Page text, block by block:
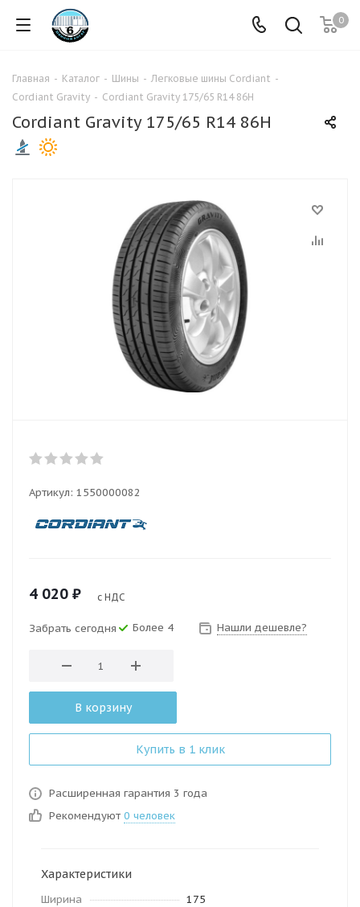
0
Главная - Каталог - Шины - Легковые шины Cordiant -
Cordiant Gravity - Cordiant Gravity 175/65 R14 86H
Cordiant Gravity 175/65 R14 86H
Артикул: 1550000082
4 020 ₽ с НДС
Забрать сегодня Более 4 Нашли дешевле?
В корзину
Купить в 1 клик
Расширенная гарантия 3 года
Рекомендуют 0 человек
Характеристики
Ширина
175